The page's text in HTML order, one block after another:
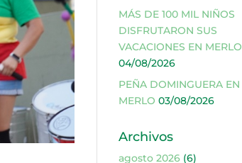
MÁS DE 100 MIL NIÑOS
DISFRUTARON SUS
VACACIONES EN MERLO
04/08/2026
PEÑA DOMINGUERA EN
MERLO 03/08/2026
Archivos
agosto 2026(6)